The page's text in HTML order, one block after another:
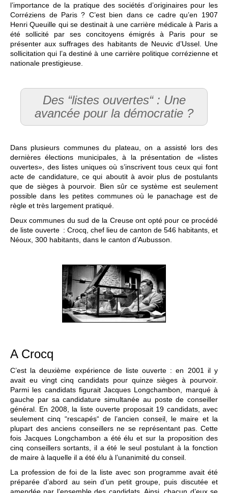
l’importance de la pratique des sociétés d’originaires pour les
Corréziens de Paris ? C’est bien dans ce cadre qu’en 1907
Henri Queuille qui se destinait à une carrière médicale à Paris a
été sollicité par ses concitoyens émigrés à Paris pour se
présenter aux suffrages des habitants de Neuvic d’Ussel. Une
sollicitation qui l’a destiné à une carrière politique corrézienne et
nationale prestigieuse.
Des “listes ouvertes“ : Une
avancée pour la démocratie ?
Dans plusieurs communes du plateau, on a assisté lors des
dernières élections municipales, à la présentation de «listes
ouvertes», des listes uniques où s’inscrivent tous ceux qui font
acte de candidature, ce qui aboutit à avoir plus de postulants
que de sièges à pourvoir. Bien sûr ce système est seulement
possible dans les petites communes où le panachage est de
règle et très largement pratiqué.
Deux communes du sud de la Creuse ont opté pour ce procédé
de liste ouverte : Crocq, chef lieu de canton de 546 habitants, et
Néoux, 300 habitants, dans le canton d’Aubusson.
A Crocq
C’est la deuxième expérience de liste ouverte : en 2001 il y
avait eu vingt cinq candidats pour quinze sièges à pourvoir.
Parmi les candidats figurait Jacques Longchambon, marqué à
gauche par sa candidature simultanée au poste de conseiller
général. En 2008, la liste ouverte proposait 19 candidats, avec
seulement cinq “rescapés“ de l’ancien conseil, le maire et la
plupart des anciens conseillers ne se représentant pas. Cette
fois Jacques Longchambon a été élu et sur la proposition des
cinq conseillers sortants, il a été le seul postulant à la fonction
de maire à laquelle il a été élu à l’unanimité du conseil.
La profession de foi de la liste avec son programme avait été
préparée d’abord au sein d’un petit groupe, puis discutée et